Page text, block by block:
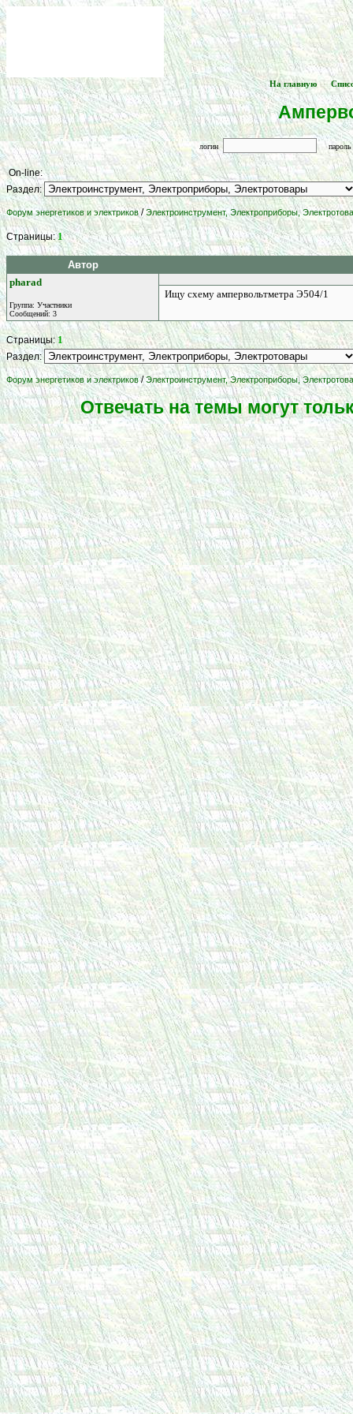
[На главную ] -- [
логин
On-line:
Раздел:
Форум энергетиков и электриков/Электроинструмент, Электроприборы,
Страницы:1
Автор
pharad
Группа: Участники
Сообщений: 3
Ищу схему ампервольтметра Э504/1
Страницы:1
Раздел:
Форум энергетиков и электриков/Электроинструмент, Электроприборы,
Отвечать на темы могут